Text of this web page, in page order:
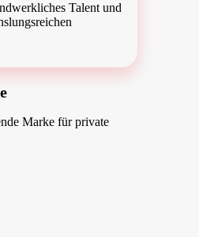
Talent und
Marke für private